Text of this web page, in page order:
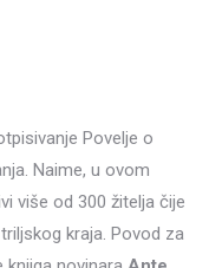
Povelje o
Naime, u ovom
više od 300 žitelja čije
kraja. Povod za